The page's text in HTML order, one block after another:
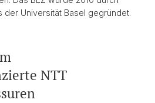
der Universität Basel gegründet.
NTT